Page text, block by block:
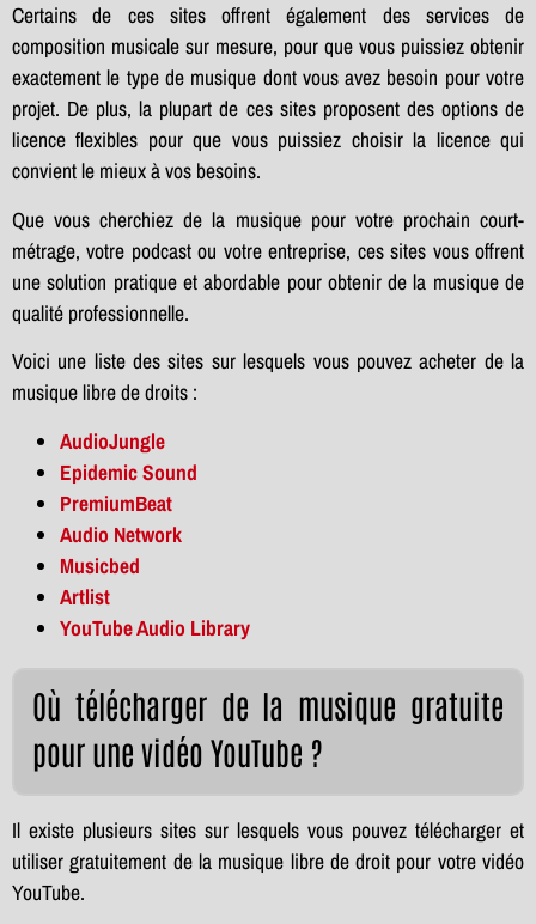
Certains de ces sites offrent également des services de
composition musicale sur mesure, pour que vous puissiez obtenir
exactement le type de musique dont vous avez besoin pour votre
projet. De plus, la plupart de ces sites proposent des options de
licence flexibles pour que vous puissiez choisir la licence qui
convient le mieux à vos besoins.
Que vous cherchiez de la musique pour votre prochain court-
métrage, votre podcast ou votre entreprise, ces sites vous offrent
une solution pratique et abordable pour obtenir de la musique de
qualité professionnelle.
Voici une liste des sites sur lesquels vous pouvez acheter de la
musique libre de droits :
AudioJungle
Epidemic Sound
PremiumBeat
Audio Network
Musicbed
Artlist
YouTube Audio Library
Où télécharger de la musique gratuite
pour une vidéo YouTube ?
Il existe plusieurs sites sur lesquels vous pouvez télécharger et
utiliser gratuitement de la musique libre de droit pour votre vidéo
YouTube.